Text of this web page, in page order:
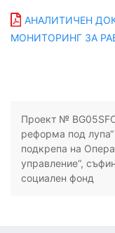
АНАЛИТИЧЕН
МОНИТОРИНГ ЗА
Проект №
реформа под
подкрепа на
управление“,
социален фонд